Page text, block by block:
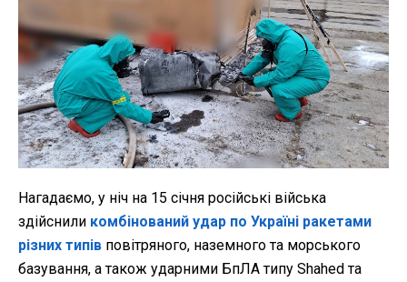
Нагадаємо, у ніч на 15 січня російські війська
здійснили комбінований удар по Україні ракетами
різних типів повітряного, наземного та морського
базування, а також ударними БпЛА типу Shahed та